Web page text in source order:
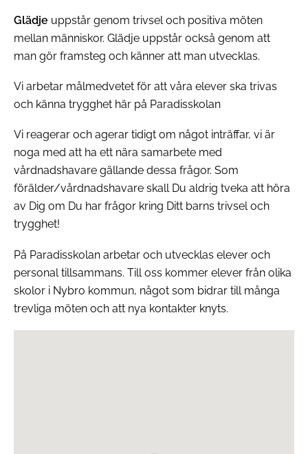
Glädje uppstår genom trivsel och positiva möten
mellan människor. Glädje uppstår också genom att
man gör framsteg och känner att man utvecklas.
Vi arbetar målmedvetet för att våra elever ska trivas
och känna trygghet här på Paradisskolan
Vi reagerar och agerar tidigt om något inträffar, vi är
noga med att ha ett nära samarbete med
vårdnadshavare gällande dessa frågor. Som
förälder/vårdnadshavare skall Du aldrig tveka att höra
av Dig om Du har frågor kring Ditt barns trivsel och
trygghet!
På Paradisskolan arbetar och utvecklas elever och
personal tillsammans. Till oss kommer elever från olika
skolor i Nybro kommun, något som bidrar till många
trevliga möten och att nya kontakter knyts.